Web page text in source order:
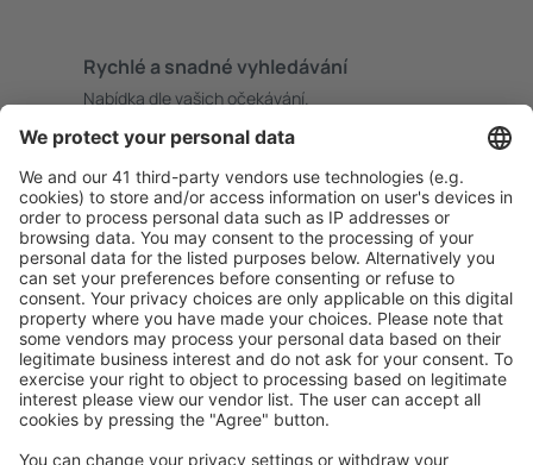
Rychlé a snadné vyhledávání
Nabídka dle vašich očekávání.
Pečlivé plánování
Bezproblémová rezervace s možností bezplatného
zrušení.
S námi ušetříte
Atraktivní ceny a speciální nabídky pro přihlášené
uživatele.
Ubytování dle vašeho gusta
Vyberte si z více než 1.3 milionu zařízení: hotelů,